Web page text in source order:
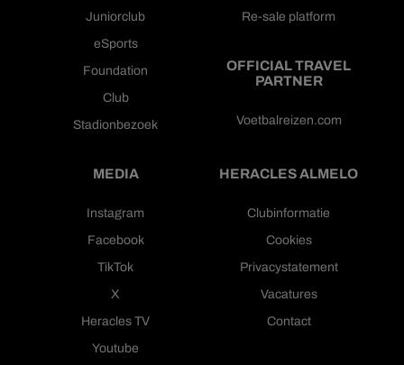
Juniorclub
eSports
Foundation
Club
Stadionbezoek
Re-sale platform
OFFICIAL TRAVEL
PARTNER
Voetbalreizen.com
MEDIA
Instagram
Facebook
TikTok
X
Heracles TV
Youtube
HERACLES ALMELO
Clubinformatie
Cookies
Privacystatement
Vacatures
Contact